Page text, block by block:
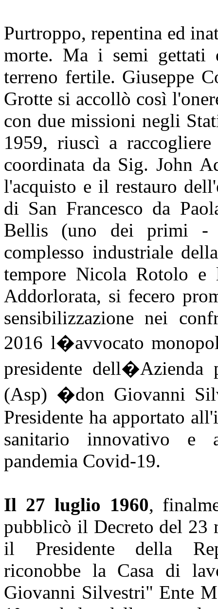
Purtroppo, repentina ed
morte. Ma i semi gettati
terreno fertile. Giuseppe
Grotte si accollò così
con due missioni negli
1959, riuscì a raccogliere
coordinata da Sig. John
l'acquisto e il restauro
di San Francesco da
Bellis (uno dei primi -
complesso industriale
tempore Nicola Rotolo
Addorlorata, si fecero
sensibilizzazione nei
2016 l�avvocato
presidente dell�Azienda
(Asp) �don Giovanni
Presidente ha apportato
sanitario innovativo e
pandemia Covid-19.
Il 27 luglio 1960,
pubblicò il Decreto del 23
il Presidente della
riconobbe la Casa di
Giovanni Silvestri" Ente